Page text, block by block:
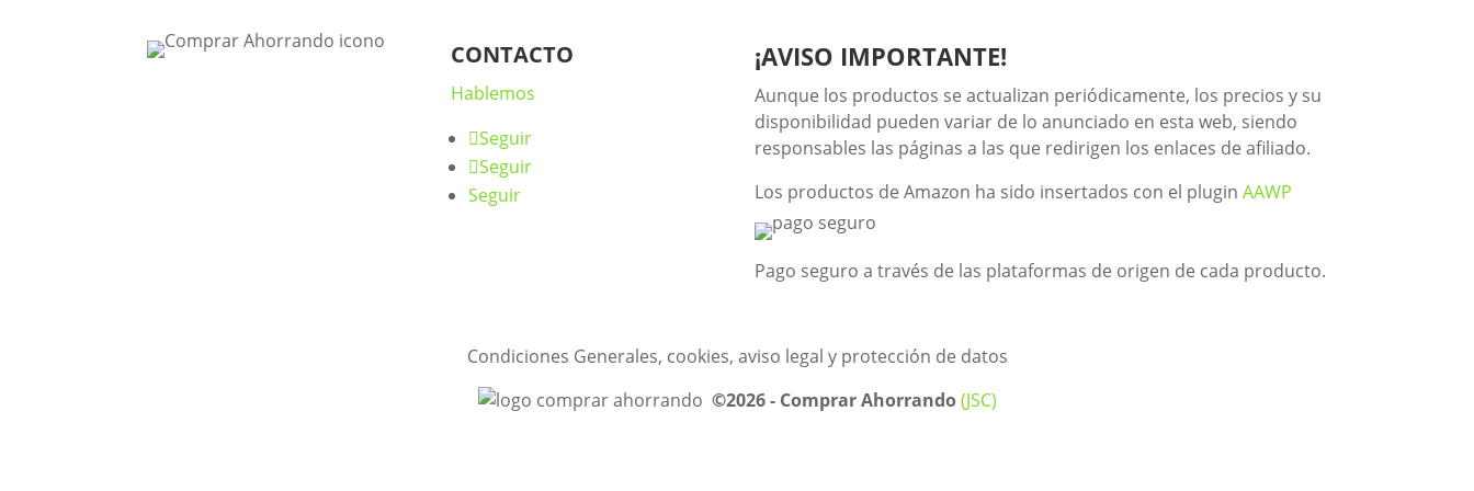
CONTACTO
Hablemos
Seguir
Seguir
Seguir
¡AVISO IMPORTANTE!
Aunque los productos se actualizan periódicamente, los precios y su
disponibilidad pueden variar de lo anunciado en esta web, siendo
responsables las páginas a las que redirigen los enlaces de afiliado.
Los productos de Amazon ha sido insertados con el pluginAAWP
Pago seguro a través de las plataformas de origen de cada producto.
Condiciones Generales, cookies, aviso legal y protección de datos
©2026 - Comprar Ahorrando (JSC)